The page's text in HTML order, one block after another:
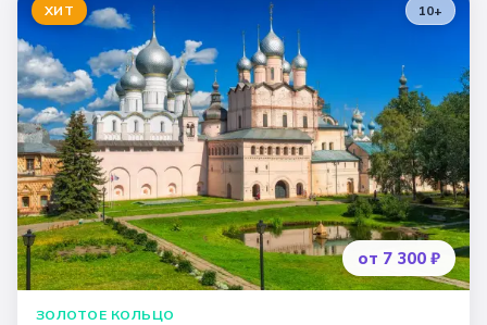
ХИТ 10+
от 7 300 ₽
ЗОЛОТОЕ КОЛЬЦО